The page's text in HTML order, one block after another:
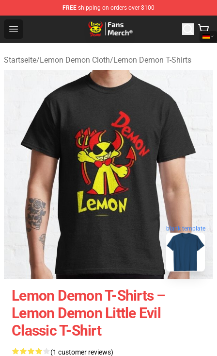
FREE shipping on orders over $100
Open menu
Lemon Demon Store - Official Lemon Demon
Startseite/Lemon Demon Cloth/Lemon Demon T-Shirts
blank template
Lemon Demon T-Shirts –
Lemon Demon Little Evil
Classic T-Shirt
(1 customer reviews)